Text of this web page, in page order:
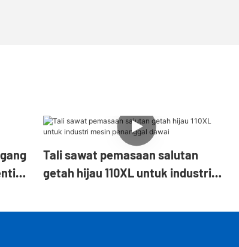
Tali sawat pemasaan salutan
getah hijau 110XL untuk industri